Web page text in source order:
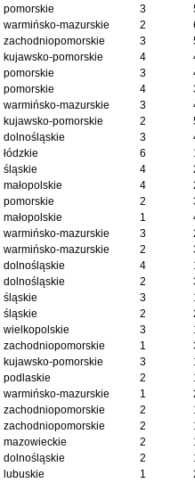
pomorskie 3
warmińsko-mazurskie 2
zachodniopomorskie 3
kujawsko-pomorskie 4
pomorskie 3
pomorskie 4
warmińsko-mazurskie 3
kujawsko-pomorskie 2
dolnośląskie 3
łódzkie 6
śląskie 4
małopolskie 4
pomorskie 2
małopolskie 1
warmińsko-mazurskie 3
warmińsko-mazurskie 2
dolnośląskie 4
dolnośląskie 2
śląskie 3
śląskie 2
wielkopolskie 3
zachodniopomorskie 1
kujawsko-pomorskie 3
podlaskie 2
warmińsko-mazurskie 1
zachodniopomorskie 2
zachodniopomorskie 2
mazowieckie 2
dolnośląskie 2
lubuskie 1